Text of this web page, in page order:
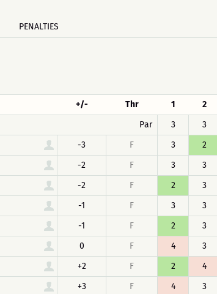
PENALTIES
+/- Thr 1 2
Par
3 3
-3 F 3 2
-2 F 3 3
-2 F 2 3
-1 F 3 3
-1 F 2 3
0 F 4 3
+2 F 2 4
+3 F 4 3